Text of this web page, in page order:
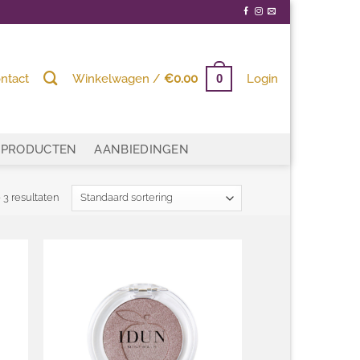
Winkelwagen /€0.00 0 Login
AANBIEDINGEN
3 resultaten